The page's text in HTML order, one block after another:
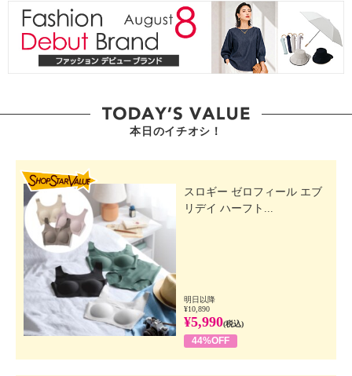
本日のイチオシ！
スロギー ゼロフィール エブ
リデイ ハーフト...
明日以降
¥10,890
¥5,990(税込)
44%OFF